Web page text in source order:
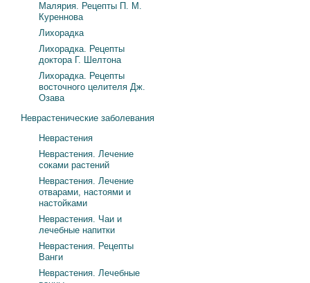
Малярия. Рецепты П. М.
Куреннова
Лихорадка
Лихорадка. Рецепты
доктора Г. Шелтона
Лихорадка. Рецепты
восточного целителя Дж.
Озава
Неврастенические заболевания
Неврастения
Неврастения. Лечение
соками растений
Неврастения. Лечение
отварами, настоями и
настойками
Неврастения. Чаи и
лечебные напитки
Неврастения. Рецепты
Ванги
Неврастения. Лечебные